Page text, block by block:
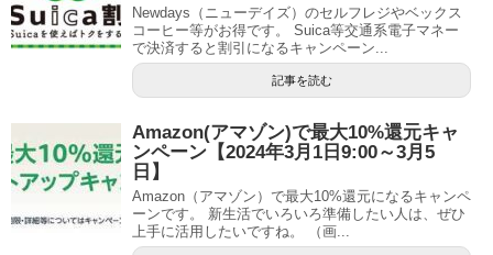
Newdays（ニューデイズ）のセルフレジやベックス
コーヒー等がお得です。 Suica等交通系電子マネー
で決済すると割引になるキャンペーン...
記事を読む
Amazon(アマゾン)で最大10%還元キャ
ンペーン【2024年3月1日9:00～3月5
日】
Amazon（アマゾン）で最大10%還元になるキャンペ
ーンです。 新生活でいろいろ準備したい人は、ぜひ
上手に活用したいですね。 （画...